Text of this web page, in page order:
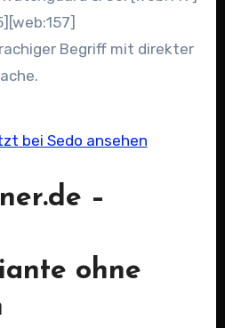
Begriff mit direkter
bei Sedo ansehen
–
ohne